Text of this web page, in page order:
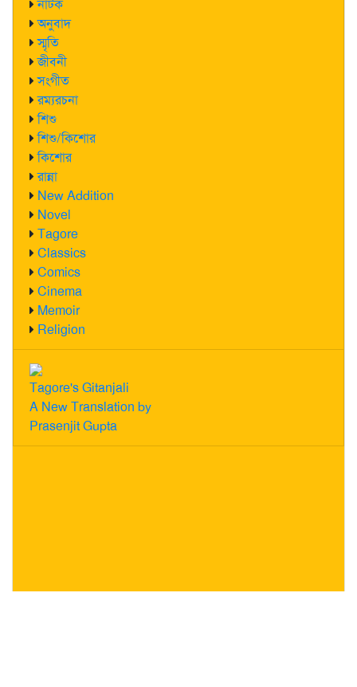
নাটক
অনুবাদ
স্মৃতি
জীবনী
সংগীত
রম্যরচনা
শিশু
শিশু/কিশোর
কিশোর
রান্না
New Addition
Novel
Tagore
Classics
Comics
Cinema
Memoir
Religion
Tagore's Gitanjali
A New Translation by
Prasenjit Gupta